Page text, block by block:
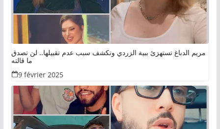
مريم الدباغ تستهزئ ببية الزردي وتكشف سبب عدم تقبيلها.. لن تصدق
ما قالته
9 février 2025